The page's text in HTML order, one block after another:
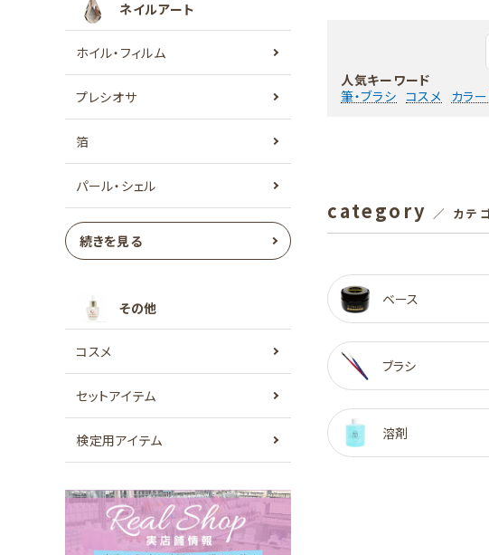
ネイルアート
ホイル・フィルム
プレシオサ
箔
パール・シェル
続きを見る
その他
コスメ
セットアイテム
検定用アイテム
人気キーワード
筆・ブラシ コスメ カラ
category ／ カテ
ベース
ブラシ
溶剤